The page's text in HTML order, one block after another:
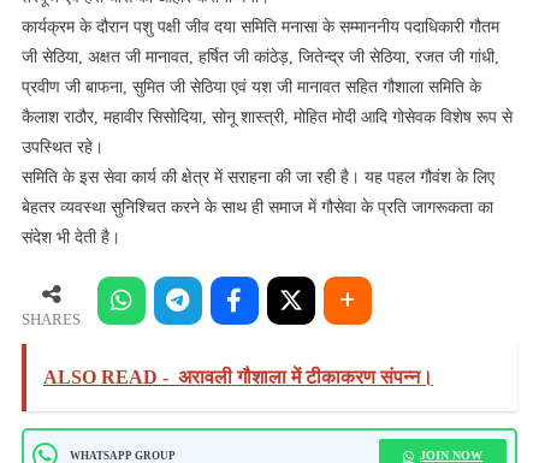
गोमाता
को
समर्पित
की।
कार्यक्रम के दौरान पशु पक्षी जीव दया समिति मनासा के सम्माननीय पदाधिकारी गौतम
जी सेठिया, अक्षत जी मानावत, हर्षित जी कांठेड़, जितेन्द्र जी सेठिया, रजत जी गांधी,
प्रवीण जी बाफना, सुमित जी सेठिया एवं यश जी मानावत सहित गौशाला समिति के
कैलाश राठौर, महावीर सिसोदिया, सोनू शास्त्री, मोहित मोदी आदि गोसेवक विशेष रूप से
उपस्थित रहे।
समिति के इस सेवा कार्य की क्षेत्र में सराहना की जा रही है। यह पहल गौवंश के लिए
बेहतर व्यवस्था सुनिश्चित करने के साथ ही समाज में गौसेवा के प्रति जागरूकता का
संदेश भी देती है।
SHARES
ALSO READ - अरावली गौशाला में टीकाकरण संपन्न।
WHATSAPP GROUP JOIN NOW